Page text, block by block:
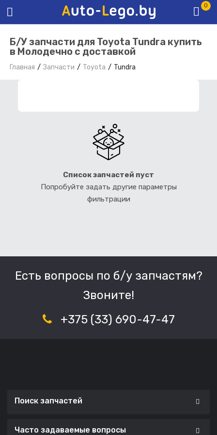
0
Б/У запчасти для Toyota Tundra купить
в Молодечно с доставкой
Главная Запчасти Toyota Tundra
Список запчастей пуст
Попробуйте задать другие параметры
фильтрации
Есть вопросы по б/у запчастям?
Звоните!
+375 (33) 690-47-47
Поиск запчастей
Часто задаваемые вопросы